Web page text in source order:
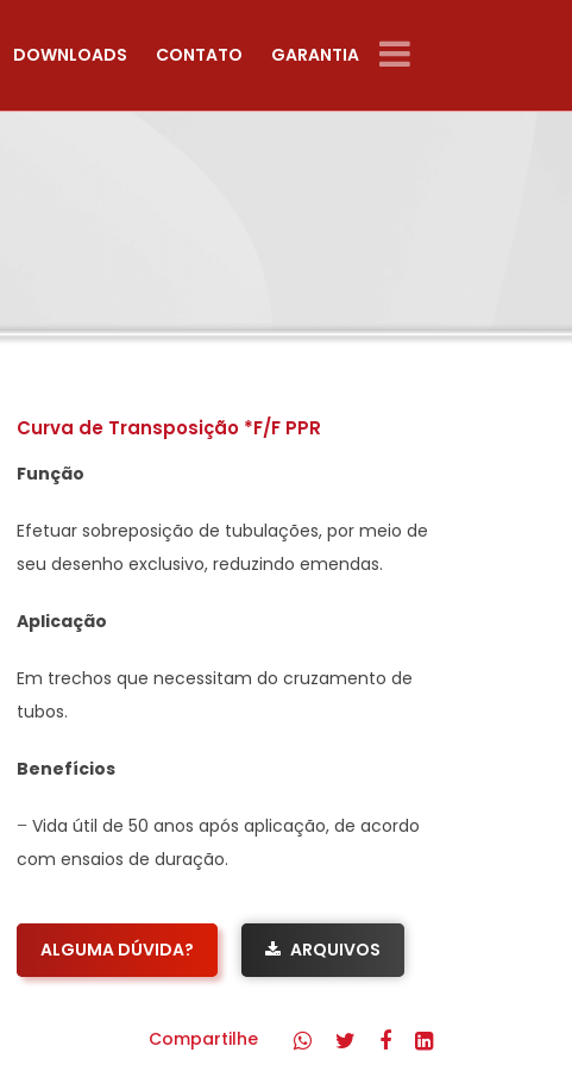
DOWNLOADS CONTATO GARANTIA
Curva de Transposição *F/F PPR
Função
Efetuar sobreposição de tubulações, por meio de
seu desenho exclusivo, reduzindo emendas.
Aplicação
Em trechos que necessitam do cruzamento de
tubos.
Benefícios
– Vida útil de 50 anos após aplicação, de acordo
com ensaios de duração.
ALGUMA DÚVIDA? ARQUIVOS
Compartilhe